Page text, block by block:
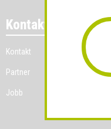
Kontakt
Kontakt
Partner
Jobb